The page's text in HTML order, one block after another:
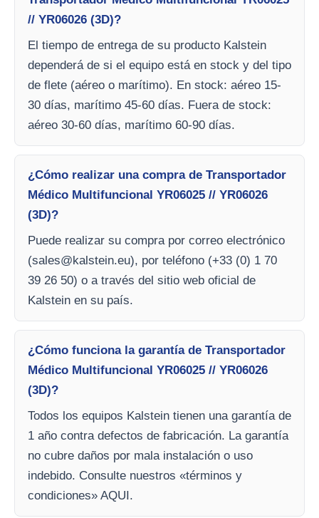
// YR06026 (3D)?
El tiempo de entrega de su producto Kalstein
dependerá de si el equipo está en stock y del tipo
de flete (aéreo o marítimo). En stock: aéreo 15-
30 días, marítimo 45-60 días. Fuera de stock:
aéreo 30-60 días, marítimo 60-90 días.
¿Cómo realizar una compra de Transportador
Médico Multifuncional YR06025 // YR06026
(3D)?
Puede realizar su compra por correo electrónico
(sales@kalstein.eu), por teléfono (+33 (0) 1 70
39 26 50) o a través del sitio web oficial de
Kalstein en su país.
¿Cómo funciona la garantía de Transportador
Médico Multifuncional YR06025 // YR06026
(3D)?
Todos los equipos Kalstein tienen una garantía de
1 año contra defectos de fabricación. La garantía
no cubre daños por mala instalación o uso
indebido. Consulte nuestros «términos y
condiciones» AQUI.